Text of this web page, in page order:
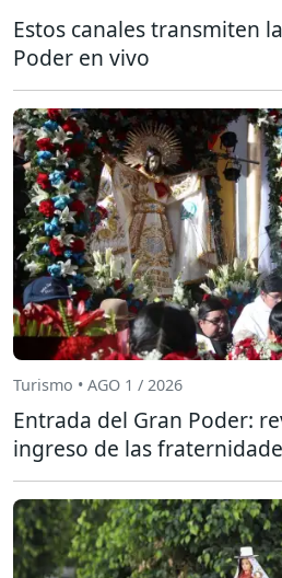
Estos canales transmiten
Poder en vivo
Turismo • AGO 1 / 2026
Entrada del Gran Poder:
ingreso de las